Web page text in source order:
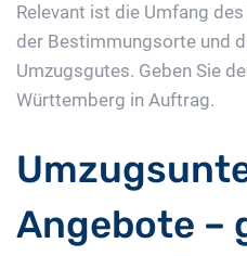
Relevant ist die Umfang
der Bestimmungsorte und
Umzugsgutes. Geben Sie
Württemberg in Auftrag.
Angebote –